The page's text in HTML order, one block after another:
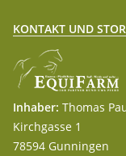
KONTAKT UND
Inhaber: Thomas
Kirchgasse 1
78594 Gunningen